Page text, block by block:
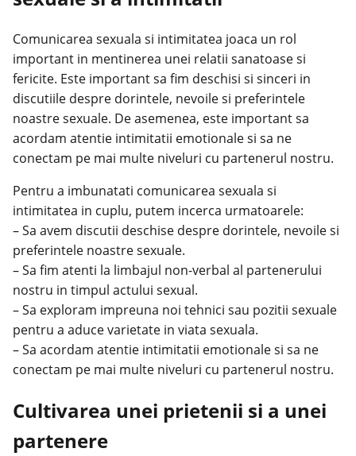
Comunicarea sexuala si intimitatea joaca un rol
important in mentinerea unei relatii sanatoase si
fericite. Este important sa fim deschisi si sinceri in
discutiile despre dorintele, nevoile si preferintele
noastre sexuale. De asemenea, este important sa
acordam atentie intimitatii emotionale si sa ne
conectam pe mai multe niveluri cu partenerul nostru.
Pentru a imbunatati comunicarea sexuala si
intimitatea in cuplu, putem incerca urmatoarele:
– Sa avem discutii deschise despre dorintele, nevoile si
preferintele noastre sexuale.
– Sa fim atenti la limbajul non-verbal al partenerului
nostru in timpul actului sexual.
– Sa exploram impreuna noi tehnici sau pozitii sexuale
pentru a aduce varietate in viata sexuala.
– Sa acordam atentie intimitatii emotionale si sa ne
conectam pe mai multe niveluri cu partenerul nostru.
Cultivarea unei prietenii si a unei
partenere